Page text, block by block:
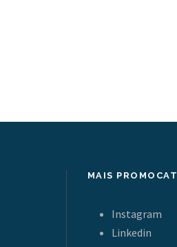
MAIS PROMOCAT
Instagram
Linkedin